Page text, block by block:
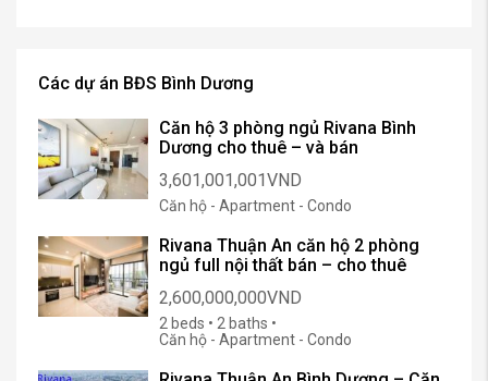
Các dự án BĐS Bình Dương
Căn hộ 3 phòng ngủ Rivana Bình
Dương cho thuê – và bán
3,601,001,001VND
Căn hộ - Apartment - Condo
Rivana Thuận An căn hộ 2 phòng
ngủ full nội thất bán – cho thuê
2,600,000,000VND
2 beds • 2 baths •
Căn hộ - Apartment - Condo